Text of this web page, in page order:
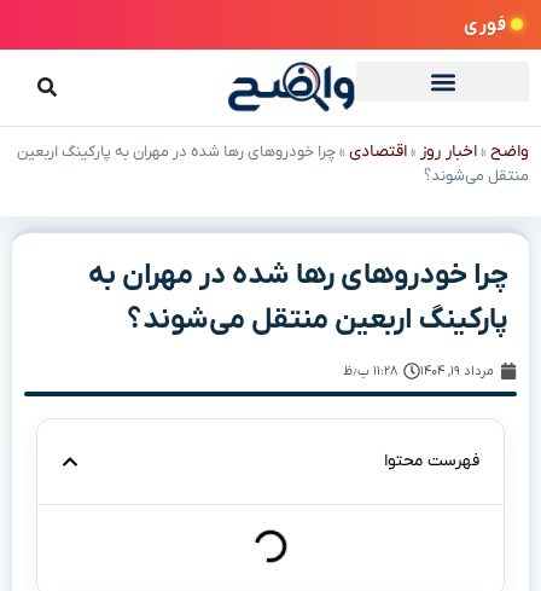
فوری
واضح »اخبار روز »اقتصادی »چرا خودروهای رها شده در مهران به پارکینگ اربعین
منتقل می‌شوند؟
چرا خودروهای رها شده در مهران به
پارکینگ اربعین منتقل می‌شوند؟
مرداد ۱۹, ۱۴۰۴ ۱۱:۲۸ ب٫ظ
فهرست محتوا